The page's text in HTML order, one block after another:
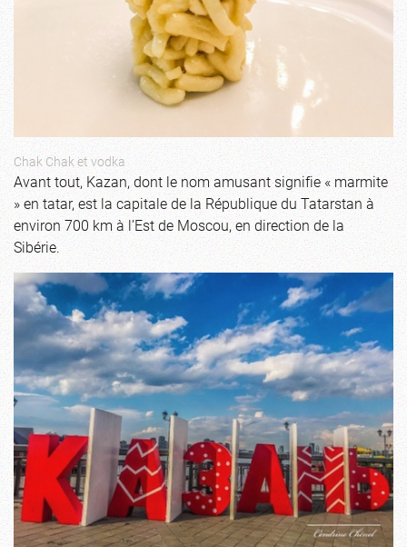
Chak Chak et vodka
Avant tout, Kazan, dont le nom amusant signifie « marmite
» en tatar, est la capitale de la République du Tatarstan à
environ 700 km à l’Est de Moscou, en direction de la
Sibérie.